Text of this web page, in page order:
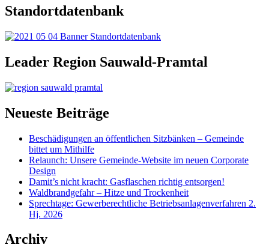
Standortdatenbank
Leader Region Sauwald-Pramtal
Neueste Beiträge
Beschädigungen an öffentlichen Sitzbänken – Gemeinde
bittet um Mithilfe
Relaunch: Unsere Gemeinde-Website im neuen Corporate
Design
Damit’s nicht kracht: Gasflaschen richtig entsorgen!
Waldbrandgefahr – Hitze und Trockenheit
Sprechtage: Gewerberechtliche Betriebsanlagenverfahren 2.
Hj. 2026
Archiv